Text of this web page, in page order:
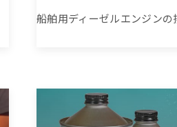
船舶用ディーゼルエンジン